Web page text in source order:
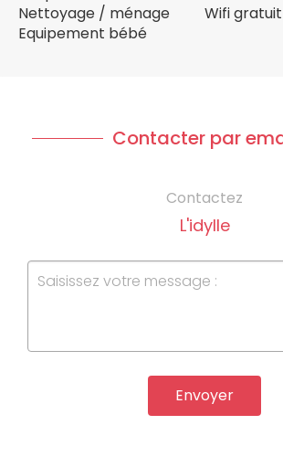
Nettoyage / ménage
Equipement bébé
Wifi gratuit
Contacter par
Contactez
L'idylle
Envoyer